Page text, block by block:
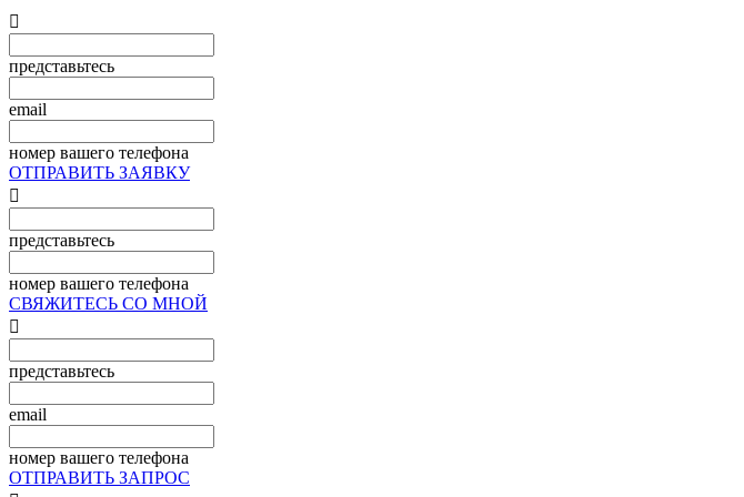

представьтесь
email
номер вашего телефона
ОТПРАВИТЬ ЗАЯВКУ

представьтесь
номер вашего телефона
СВЯЖИТЕСЬ СО МНОЙ

представьтесь
email
номер вашего телефона
ОТПРАВИТЬ ЗАПРОС